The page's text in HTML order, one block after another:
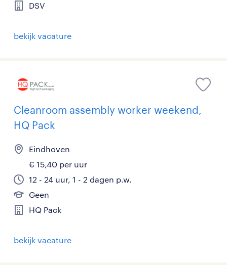
DSV
bekijk vacature
Cleanroom assembly worker weekend,
HQ Pack
Eindhoven
€ 15,40 per uur
12 - 24 uur, 1 - 2 dagen p.w.
Geen
HQ Pack
bekijk vacature